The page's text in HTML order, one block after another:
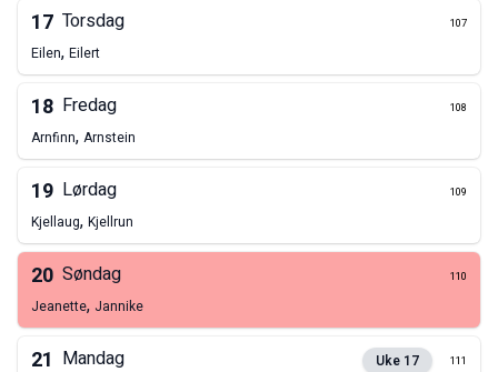
17 Torsdag 107
Eilen, Eilert
18 Fredag 108
Arnfinn, Arnstein
19 Lørdag 109
Kjellaug, Kjellrun
20 Søndag 110
Jeanette, Jannike
21 Mandag Uke 17 111